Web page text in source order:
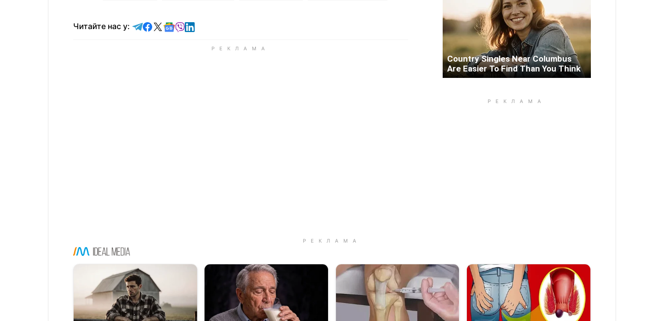
Читайте нас у: Читайте у Telegram
Читайте у Facebook
Читайте у X
Читайте у Google news
Читайте у Viber
Читайте у LinkedIn
Country Singles Near Columbus
Are Easier To Find Than You Think